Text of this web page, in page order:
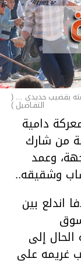
بقضيب حديدي ... (
التفـاصيل )
دامية
من شارك
وعمد
وشقيقه..
اندلع بين
إلى
غريمه على